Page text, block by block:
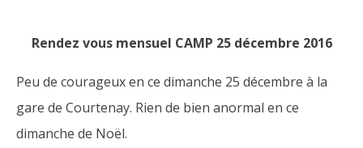
Rendez vous mensuel CAMP 25 décembre 2016
Peu de courageux en ce dimanche 25 décembre à la
gare de Courtenay. Rien de bien anormal en ce
dimanche de Noël.